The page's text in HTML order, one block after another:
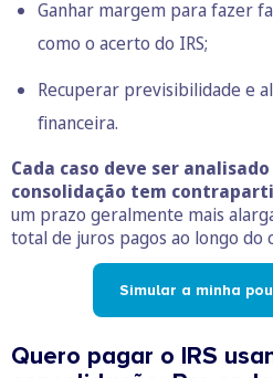
Ganhar margem para fazer
como o acerto do IRS;
Recuperar previsibilidade e
financeira.
Cada caso deve ser
consolidação tem
um prazo geralmente mais
total de juros pagos ao longo do
Simular a minha
Quero pagar o IRS